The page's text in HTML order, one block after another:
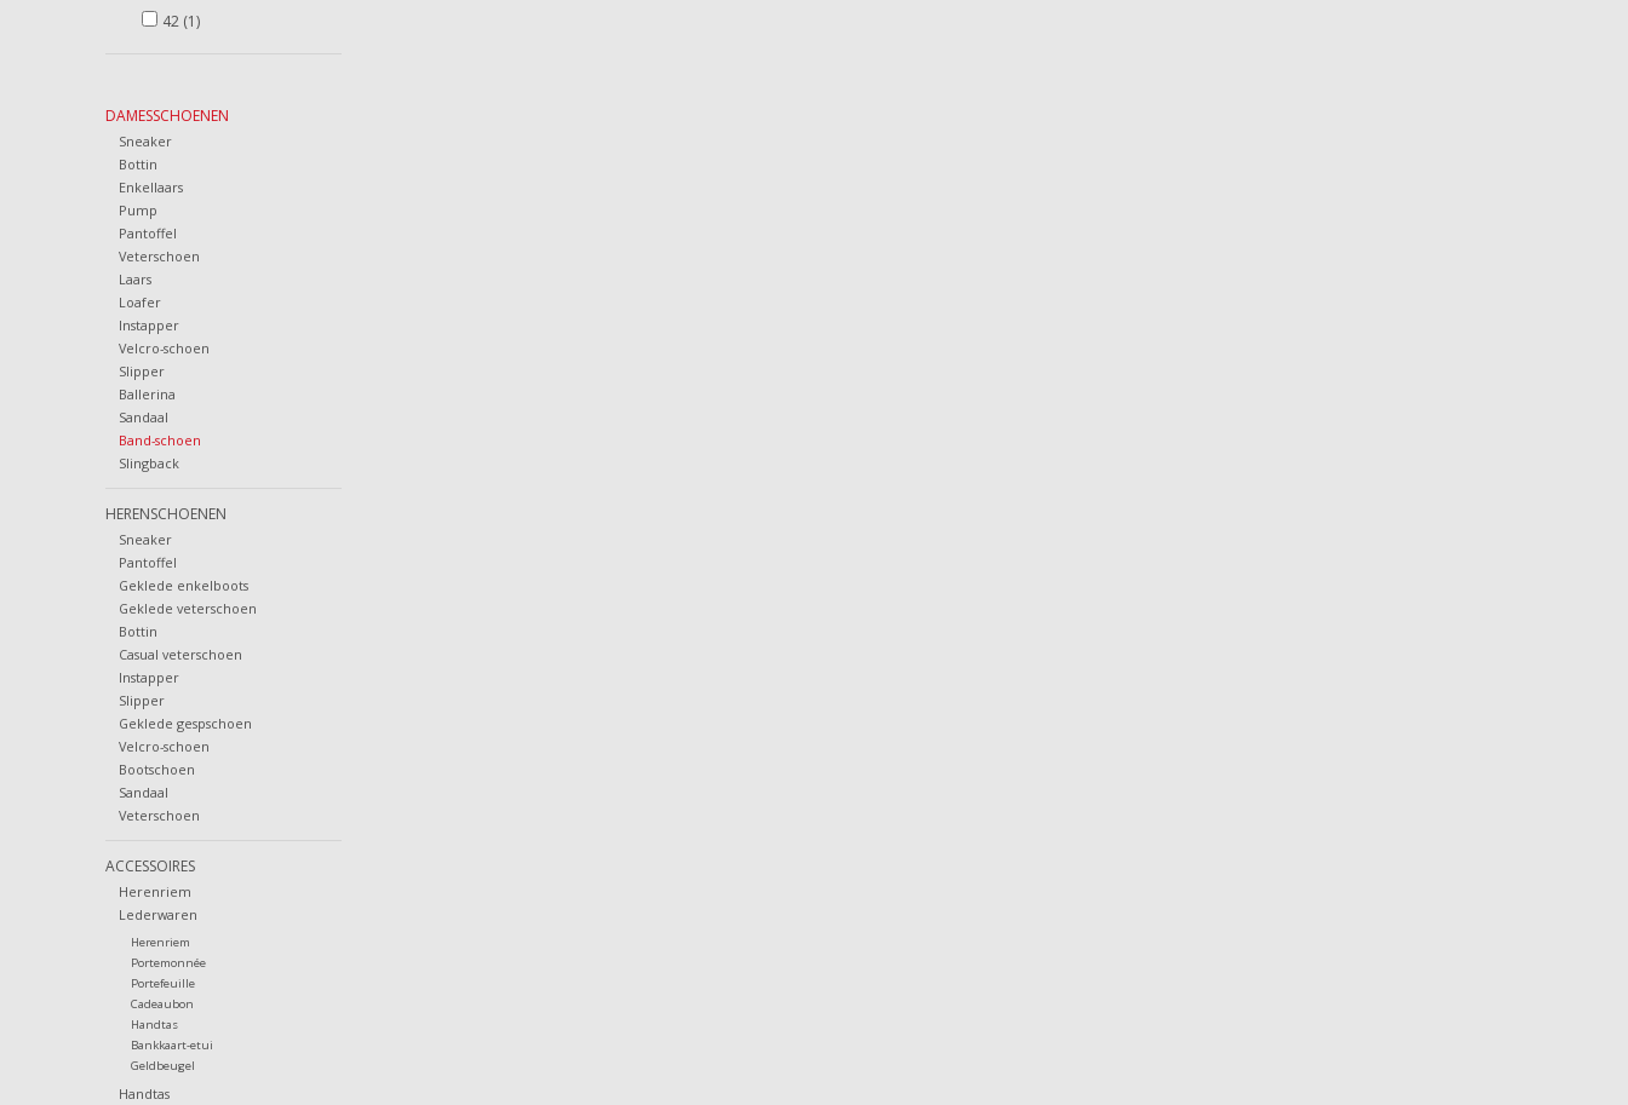
42 (1)
DAMESSCHOENEN
Sneaker
Bottin
Enkellaars
Pump
Pantoffel
Veterschoen
Laars
Loafer
Instapper
Velcro-schoen
Slipper
Ballerina
Sandaal
Band-schoen
Slingback
HERENSCHOENEN
Sneaker
Pantoffel
Geklede enkelboots
Geklede veterschoen
Bottin
Casual veterschoen
Instapper
Slipper
Geklede gespschoen
Velcro-schoen
Bootschoen
Sandaal
Veterschoen
ACCESSOIRES
Herenriem
Lederwaren
Herenriem
Portemonnée
Portefeuille
Cadeaubon
Handtas
Bankkaart-etui
Geldbeugel
Handtas